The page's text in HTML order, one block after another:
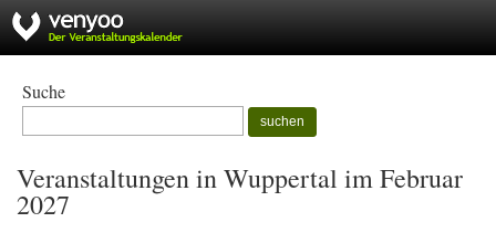
Suche
suchen
Veranstaltungen in Wuppertal im Februar
2027